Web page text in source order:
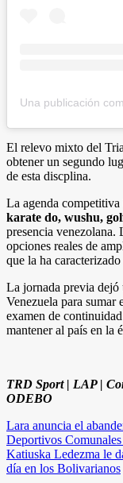
El relevo mixto del
obtener un segundo
de esta discplina.
La agenda
karate do, wushu,
presencia venezolana.
opciones reales de
que la ha
La jornada previa dejó
Venezuela para sumar
examen de
mantener al país en la
TRD Sport | LAP |
ODEBO
Navegación
de
entradas
Lara anuncia el
Deportivos
Katiuska Ledezma le
día en los Bolivarianos